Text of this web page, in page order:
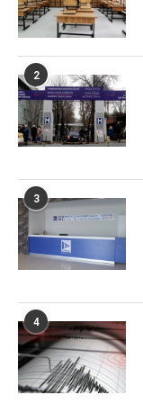
2
3
4